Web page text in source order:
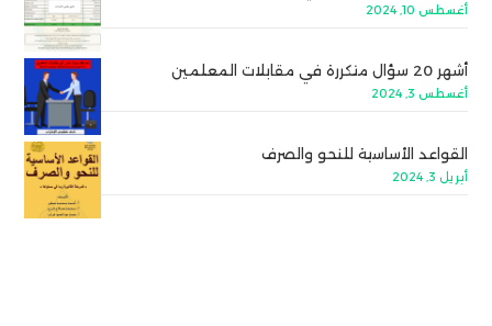
أغسطس 10, 2024
أشهر 20 سؤال متكررة في مقابلات المعلمين
أغسطس 3, 2024
القواعد الأساسية للنحو والصرف
أبريل 3, 2024